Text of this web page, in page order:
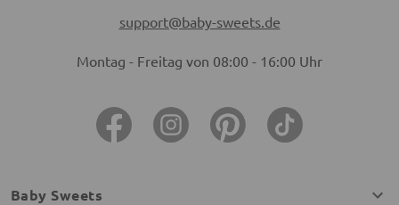
support@baby-sweets.de
Montag - Freitag von 08:00 - 16:00 Uhr
Baby Sweets